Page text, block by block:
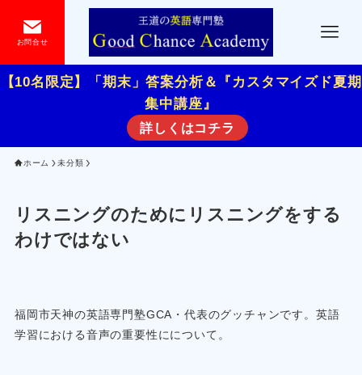
お問合せ
【10名限定】「期末」答案分析＆『カスタマイズド夏期
集中講座』
詳しくはコチラ
ホーム 未分類
リスニングのためにリスニングをする
わけではない
福岡市天神の英語専門塾GCA・代表のグッチャンです。英語
学習における音声の重要性にについて。